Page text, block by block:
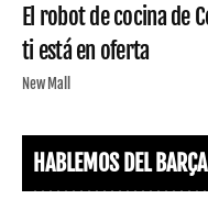
El robot de cocina de
ti está en oferta
New Mall
HABLEMOS DEL BARÇA